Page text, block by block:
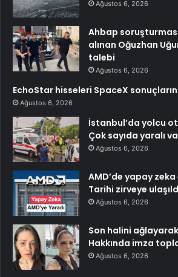
Ağustos 6, 2026
Ahbap
alınan Oğuzhan
talebi
Ağustos 6, 2026
EchoStar hisseleri SpaceX
Ağustos 6, 2026
İstanbul’da yolcu
Çok sayıda yaralı
Ağustos 6, 2026
AMD’de yapay
Tarihi zirveye
Ağustos 6, 2026
Son halini
Hakkında imza
Ağustos 6, 2026